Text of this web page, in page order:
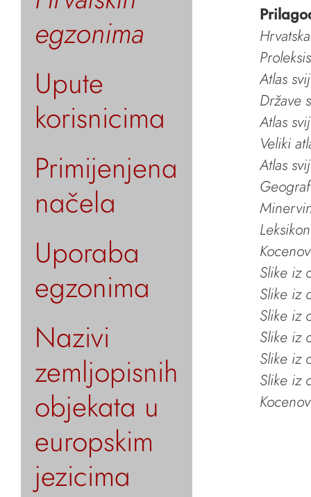
egzonima
Upute
korisnicima
Primijenjena
načela
Uporaba
egzonima
Nazivi
zemljopisnih
objekata u
europskim
jezicima
Atlas
Države
Atlas
Veliki
Atlas
Slike iz
Slike iz
Slike iz
Slike iz
Slike iz
Slike iz